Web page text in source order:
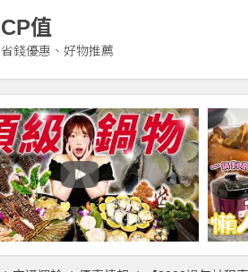
CP值
省錢優惠、好物推薦